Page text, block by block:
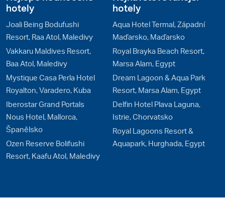
hotely
Joali Being Bodufushi
Resort, Raa Atol, Maledivy
Vakkaru Maldives Resort,
Baa Atol, Maledivy
Mystique Casa Perla Hotel
Royalton, Varadero, Kuba
Iberostar Grand Portals
Nous Hotel, Mallorca,
Španělsko
Ozen Reserve Bolifushi
Resort, Kaafu Atol, Maledivy
hotely
Aqua Hotel Termal, Západní
Maďarsko, Maďarsko
Royal Brayka Beach Resort,
Marsa Alam, Egypt
Dream Lagoon & Aqua Park
Resort, Marsa Alam, Egypt
Delfin Hotel Plava Laguna,
Istrie, Chorvatsko
Royal Lagoons Resort &
Aquapark, Hurghada, Egypt